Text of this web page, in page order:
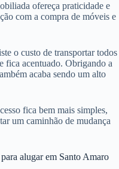
ofereça praticidade e
com a compra de móveis e
o custo de transportar todos
fica acentuado. Obrigando a
acaba sendo um alto
fica bem mais simples,
um caminhão de mudança
alugar em Santo Amaro